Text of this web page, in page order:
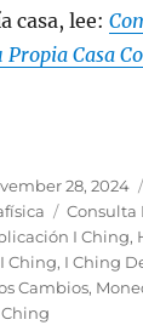
casa, lee:
Propia Casa
28, 2024
Tags
Consulta
I Ching,
Ching, I Ching
Cambios,